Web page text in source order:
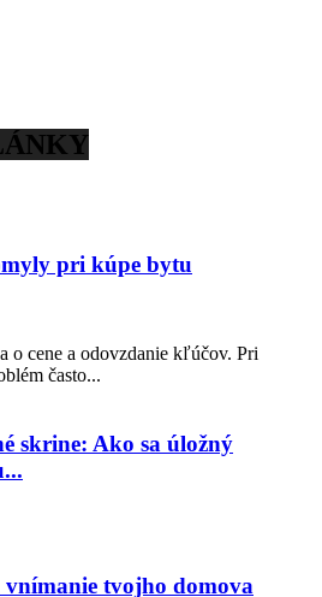
pri kúpe bytu
o cene a odovzdanie kľúčov. Pri
často...
skrine: Ako sa úložný
tvojho domova